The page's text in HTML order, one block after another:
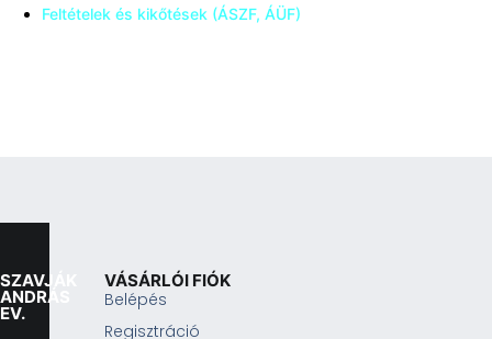
Feltételek és kikőtések (ÁSZF, ÁÜF)
SZAVJÁK
ANDRÁS
EV.
VÁSÁRLÓI FIÓK
Belépés
Regisztráció